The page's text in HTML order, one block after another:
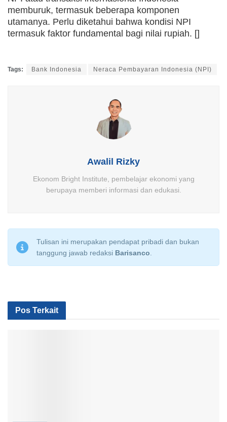
memburuk, termasuk beberapa komponen
utamanya. Perlu diketahui bahwa kondisi NPI
termasuk faktor fundamental bagi nilai rupiah. []
Tags: Bank Indonesia Neraca Pembayaran Indonesia (NPI)
Awalil Rizky
Ekonom Bright Institute, pembelajar ekonomi yang
berupaya memberi informasi dan edukasi.
Tulisan ini merupakan pendapat pribadi dan bukan
tanggung jawab redaksi Barisanco
Pos Terkait